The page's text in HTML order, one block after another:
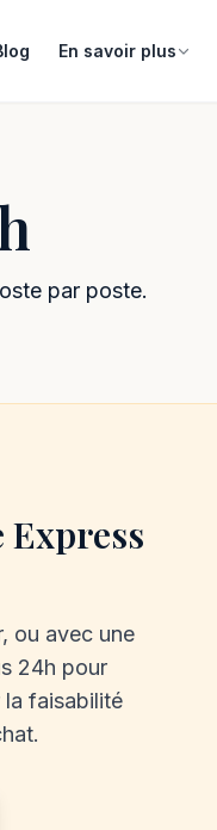
En savoir plus
par poste.
Express
ou avec une
24h pour
faisabilité